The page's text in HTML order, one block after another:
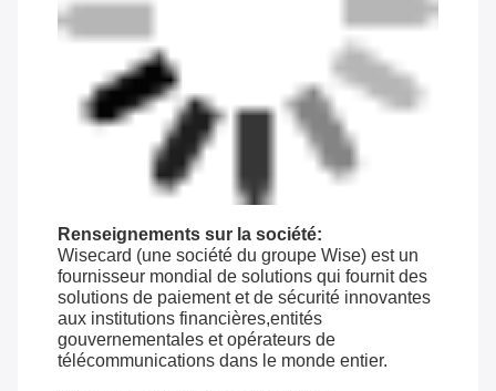
Renseignements sur la société:
Wisecard (une société du groupe Wise) est un
fournisseur mondial de solutions qui fournit des
solutions de paiement et de sécurité innovantes
aux institutions financières,entités
gouvernementales et opérateurs de
télécommunications dans le monde entier.